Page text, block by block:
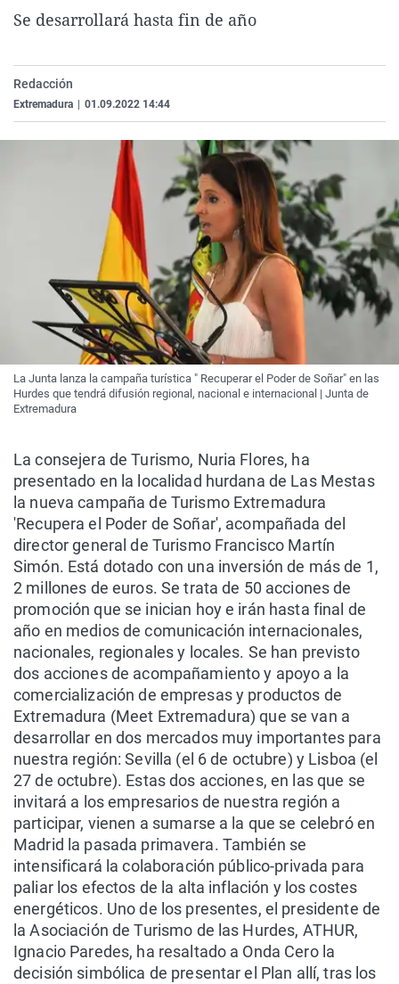
País Vasco
Se desarrollará hasta fin de año
Redacción
Extremadura 01.09.2022 14:44
La Junta lanza la campaña turística " Recuperar el Poder de Soñar" en las
Hurdes que tendrá difusión regional, nacional e internacional | Junta de
Extremadura
La consejera de Turismo, Nuria Flores, ha
presentado en la localidad hurdana de Las Mestas
la nueva campaña de Turismo Extremadura
'Recupera el Poder de Soñar', acompañada del
director general de Turismo Francisco Martín
Simón. Está dotado con una inversión de más de 1,
2 millones de euros. Se trata de 50 acciones de
promoción que se inician hoy e irán hasta final de
año en medios de comunicación internacionales,
nacionales, regionales y locales. Se han previsto
dos acciones de acompañamiento y apoyo a la
comercialización de empresas y productos de
Extremadura (Meet Extremadura) que se van a
desarrollar en dos mercados muy importantes para
nuestra región: Sevilla (el 6 de octubre) y Lisboa (el
27 de octubre). Estas dos acciones, en las que se
invitará a los empresarios de nuestra región a
participar, vienen a sumarse a la que se celebró en
Madrid la pasada primavera. También se
intensificará la colaboración público-privada para
paliar los efectos de la alta inflación y los costes
energéticos. Uno de los presentes, el presidente de
la Asociación de Turismo de las Hurdes, ATHUR,
Ignacio Paredes, ha resaltado a Onda Cero la
decisión simbólica de presentar el Plan allí, tras los